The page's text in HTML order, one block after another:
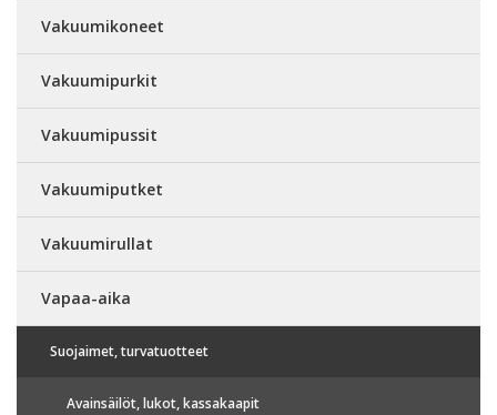
Vakuumikoneet
Vakuumipurkit
Vakuumipussit
Vakuumiputket
Vakuumirullat
Vapaa-aika
Suojaimet, turvatuotteet
Avainsäilöt, lukot, kassakaapit